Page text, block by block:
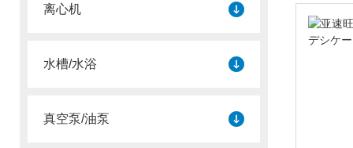
离心机
水槽/水浴
真空泵/油泵